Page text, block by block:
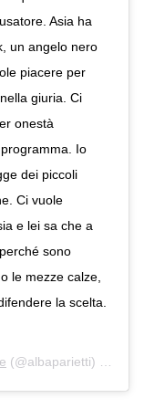
Asia ha
un angelo nero
piacere per
giuria. Ci
onestà
Io
dei piccoli
Ci vuole
e lei sa che a
sono
le mezze calze,
la scelta.
(@albaparietti) on